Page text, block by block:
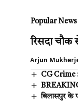
Popular News
रिसदा चौक
Arjun
CG Crime :
BREAKING
बिलासपुर के